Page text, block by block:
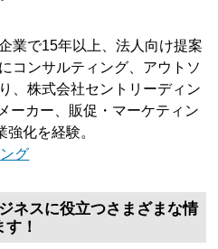
業で15年以上、法人向け提案
コンサルティング、アウトソ
、株式会社セントリーディン
ーカー、販促・マーケティン
化を経験。
グ
ネスに役立つさまざまな情
！